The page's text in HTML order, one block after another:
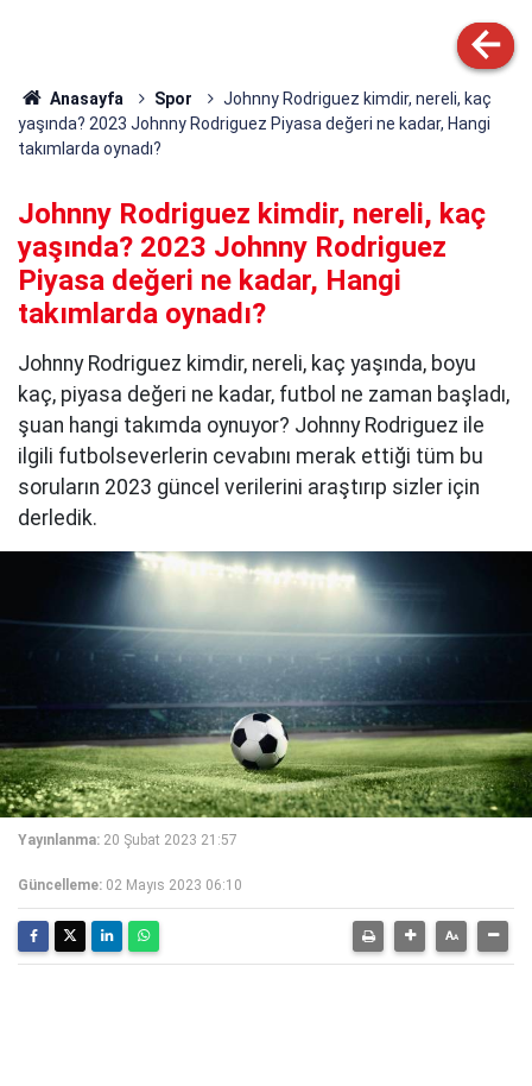
Anasayfa Spor
Johnny Rodriguez kimdir, nereli, kaç
yaşında? 2023 Johnny Rodriguez Piyasa değeri ne kadar, Hangi
takımlarda oynadı?
Johnny Rodriguez kimdir, nereli, kaç
yaşında? 2023 Johnny Rodriguez
Piyasa değeri ne kadar, Hangi
takımlarda oynadı?
Johnny Rodriguez kimdir, nereli, kaç yaşında, boyu
kaç, piyasa değeri ne kadar, futbol ne zaman başladı,
şuan hangi takımda oynuyor? Johnny Rodriguez ile
ilgili futbolseverlerin cevabını merak ettiği tüm bu
soruların 2023 güncel verilerini araştırıp sizler için
derledik.
Yayınlanma: 20 Şubat 2023 21:57
Güncelleme: 02 Mayıs 2023 06:10